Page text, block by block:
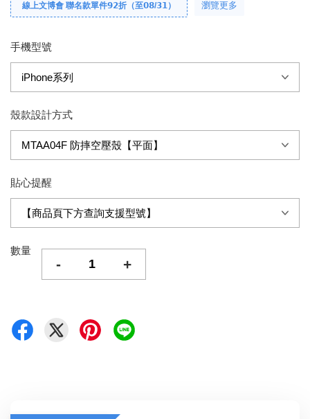
線上文博會 聯名款單件𝟵𝟮折（至𝟬𝟴/𝟯𝟭） 瀏覽更多
手機型號
殼款設計方式
貼心提醒
數量
- +